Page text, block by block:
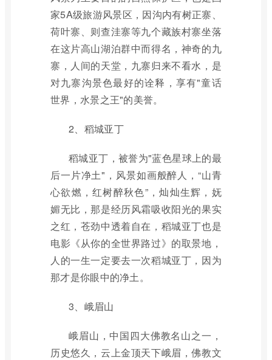
家5A级旅游风景区，因沟内有树正寨、
荷叶寨、则查洼寨等九个藏族村寨坐落
在这片高山湖泊群中而得名，神奇的九
寨，人间的天堂，九寨归来不看水，是
对九寨沟景色最好的诠释，享有"童话
世界，水景之王"的美誉。
2、稻城亚丁
稻城亚丁，被誉为"蓝色星球上的最
后一片净土"，风景如画般醉人，“山青
心欲燃，红树醉秋色”，灿灿生辉，妩
媚无比，那是经历风霜吸收阳光的果实
之红，苍劲中透着自在，稻城亚丁也是
电影《从你的全世界路过》的取景地，
人的一生一定要去一次稻城亚丁，因为
那才是你眼中的净土。
3、峨眉山
峨眉山，中国四大佛教名山之一，
历史悠久，云上金顶天下峨眉，佛教文